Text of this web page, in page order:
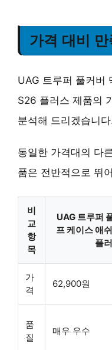
가격 대비 만
UAG 트루퍼 풀커버
S26 플러스 제품의
분석해 드리겠습니
동일한 가격대의 다
품은 전반적으로 뛰
비
교
항
목
UAG 트루퍼
프 케이스 애
플
가
격
62,900원
품
질
매우 우수